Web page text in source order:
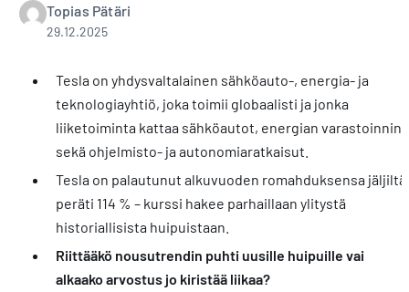
Topias Pätäri
29.12.2025
Tesla on yhdysvaltalainen sähköauto-, energia- ja
teknologiayhtiö, joka toimii globaalisti ja jonka
liiketoiminta kattaa sähköautot, energian varastoinnin
sekä ohjelmisto- ja autonomiaratkaisut.
Tesla on palautunut alkuvuoden romahduksensa jäljiltä
peräti 114 % – kurssi hakee parhaillaan ylitystä
historiallisista huipuistaan.
Riittääkö nousutrendin puhti uusille huipuille vai
alkaako arvostus jo kiristää liikaa?